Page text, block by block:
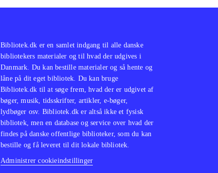
Bibliotek.dk er en samlet indgang til alle danske
bibliotekers materialer og til hvad der udgives i
Danmark. Du kan bestille materialer og så hente og
låne på dit eget bibliotek. Du kan bruge
Bibliotek.dk til at søge frem, hvad der er udgivet af
bøger, musik, tidsskrifter, artikler, e-bøger,
lydbøger osv. Bibliotek.dk er altså ikke et fysisk
bibliotek, men en database og service over hvad der
findes på danske offentlige biblioteker, som du kan
bestille og få leveret til dit lokale bibliotek.
Administrer cookieindstillinger